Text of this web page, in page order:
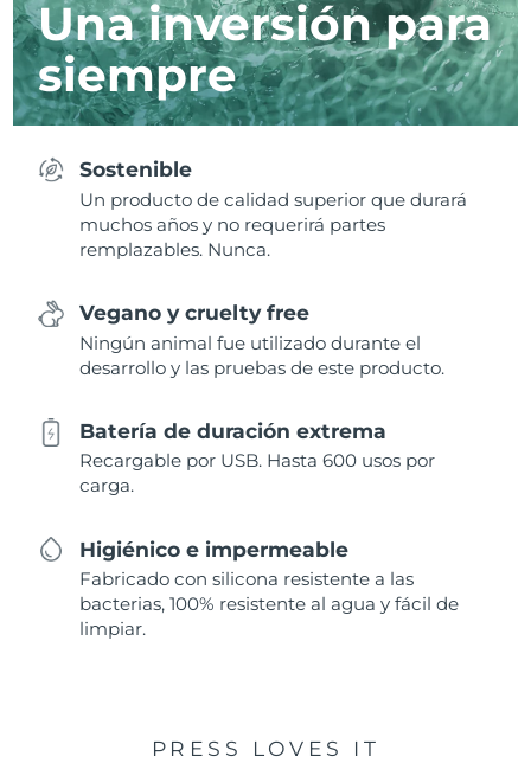
Una inversión para
siempre
Sostenible
Un producto de calidad superior que durará
muchos años y no requerirá partes
remplazables. Nunca.
Vegano y cruelty free
Ningún animal fue utilizado durante el
desarrollo y las pruebas de este producto.
Batería de duración extrema
Recargable por USB. Hasta 600 usos por
carga.
Higiénico e impermeable
Fabricado con silicona resistente a las
bacterias, 100% resistente al agua y fácil de
limpiar.
PRESS LOVES IT